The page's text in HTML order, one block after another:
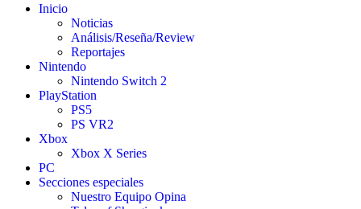
Inicio
Noticias
Análisis/Reseña/Review
Reportajes
Nintendo
Nintendo Switch 2
PlayStation
PS5
PS VR2
Xbox
Xbox X Series
PC
Secciones especiales
Nuestro Equipo Opina